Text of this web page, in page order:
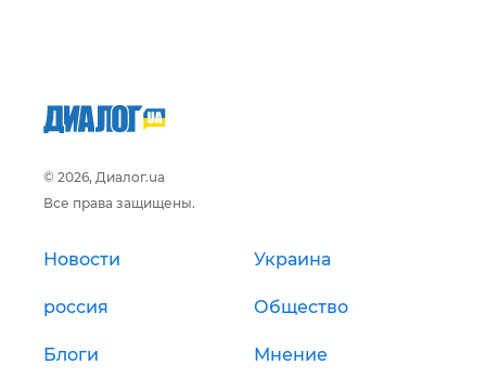
© 2026, Диалог.ua
Все права защищены.
Новости Украина
россия Общество
Блоги Мнение